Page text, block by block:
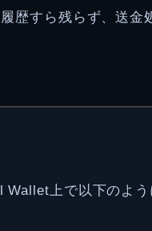
歴すら残らず、送金
Wallet上で以下のよ